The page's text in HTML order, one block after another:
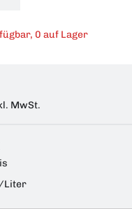
0 auf Lager
MwSt.
Liter